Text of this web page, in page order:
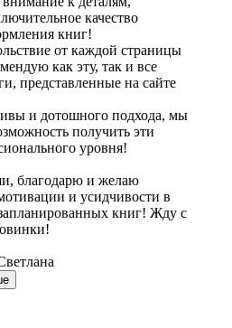
качество
книг!
от каждой страницы
как эту, так и все
представленные на сайте
и дотошного подхода, мы
получить эти
уровня!
благодарю и желаю
и усидчивости в
книг! Жду с